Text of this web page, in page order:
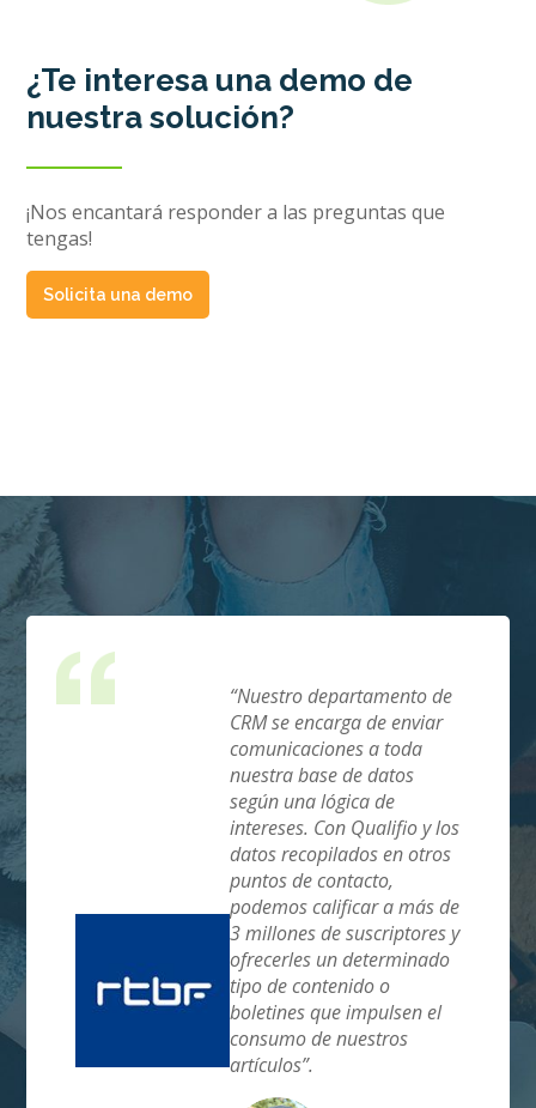
¿Te interesa una demo de
nuestra solución?
¡Nos encantará responder a las preguntas que
tengas!
Solicita una demo
en
“Nuestro departamento de
CRM se encarga de enviar
comunicaciones a toda
nuestra base de datos
según una lógica de
intereses. Con Qualifio y los
datos recopilados en otros
puntos de contacto,
podemos calificar a más de
3 millones de suscriptores y
ofrecerles un determinado
tipo de contenido o
boletines que impulsen el
consumo de nuestros
artículos”.